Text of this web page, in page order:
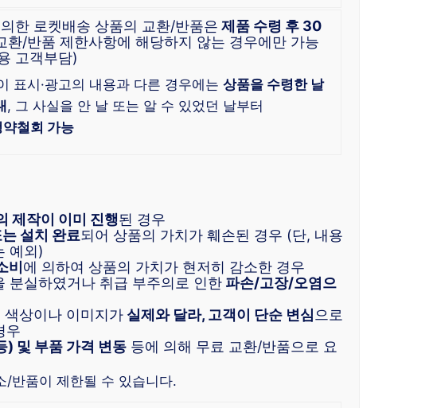
한 로켓배송 상품의 교환/반품은 제품 수령 후 30
환/반품 제한사항에 해당하지 않는 경우에만 가능
고객부담)
표시·광고의 내용과 다른 경우에는 상품을 수령한 날
, 그 사실을 안 날 또는 알 수 있었던 날부터
철회 가능
제작이 이미 진행된 경우
설치 완료되어 상품의 가치가 훼손된 경우 (단, 내용
예외)
비에 의하여 상품의 가치가 현저히 감소한 경우
분실하였거나 취급 부주의로 인한 파손/고장/오염으
색상이나 이미지가 실제와 달라, 고객이 단순 변심 으로
우
) 및 부품 가격 변동 등에 의해 무료 교환/반품으로 요
/반품이 제한될 수 있습니다.